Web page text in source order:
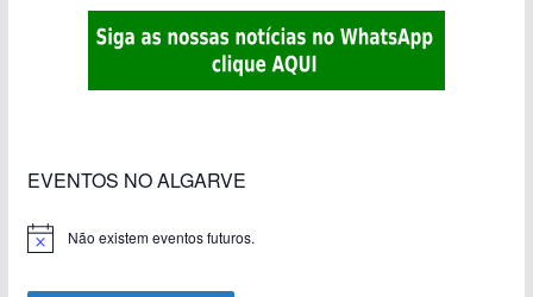
«Estações com Vida» dão origem a excesso de
construção nos terrenos da estação de Lagos
EVENTOS NO ALGARVE
Não existem eventos futuros.